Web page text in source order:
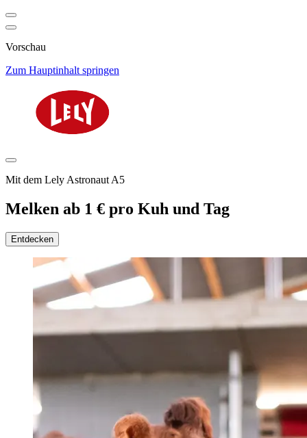
Vorschau
Zum Hauptinhalt springen
Mit dem Lely Astronaut A5
Melken ab 1 € pro Kuh und Tag
Entdecken